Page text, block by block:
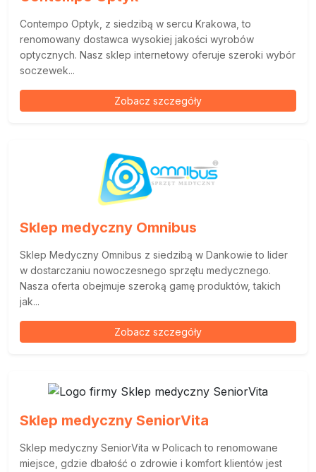
Contempo Optyk, z siedzibą w sercu Krakowa, to
renomowany dostawca wysokiej jakości wyrobów
optycznych. Nasz sklep internetowy oferuje szeroki wybór
soczewek...
Zobacz szczegóły
Sklep medyczny Omnibus
Sklep Medyczny Omnibus z siedzibą w Dankowie to lider
w dostarczaniu nowoczesnego sprzętu medycznego.
Nasza oferta obejmuje szeroką gamę produktów, takich
jak...
Zobacz szczegóły
Sklep medyczny SeniorVita
Sklep medyczny SeniorVita w Policach to renomowane
miejsce, gdzie dbałość o zdrowie i komfort klientów jest